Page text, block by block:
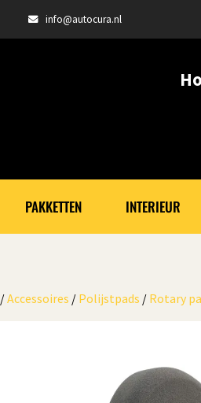
info@autocura.nl
PAKKETTEN INTERIEUR
/Accessoires / Polijstpads / Rotary